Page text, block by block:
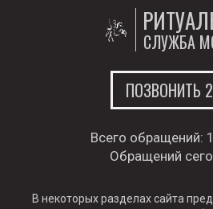
СЛУЖБА
ПОЗВОНИТЬ
Всего обращений:
Обращений
В некоторых разделах сайта